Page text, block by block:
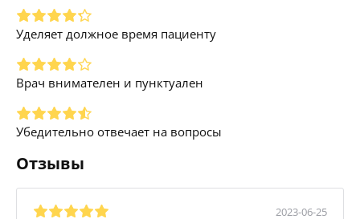
Уделяет должное время пациенту
Врач внимателен и пунктуален
Убедительно отвечает на вопросы
Отзывы
2023-06-25